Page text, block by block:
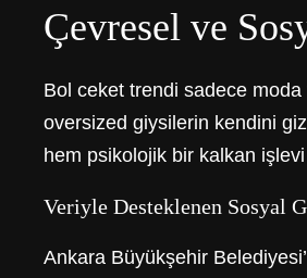
Çevresel ve
Bol ceket trendi sadece moda
oversized giysilerin kendini
hem psikolojik bir kalkan
Veriyle Desteklenen Sosyal
Ankara Büyükşehir